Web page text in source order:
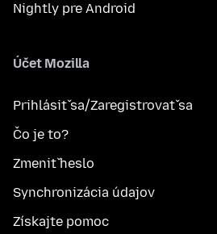
Nightly pre Android
Účet Mozilla
Prihlásiť sa/Zaregistrovať sa
Čo je to?
Zmeniť heslo
Synchronizácia údajov
Získajte pomoc